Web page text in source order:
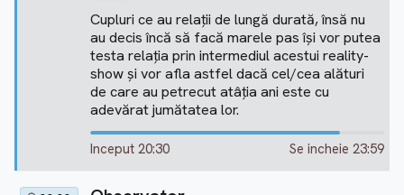
Cupluri ce au relaţii de lungă durată, însă nu
au decis încă să facă marele pas îşi vor putea
testa relaţia prin intermediul acestui reality-
show şi vor afla astfel dacă cel/cea alături
de care au petrecut atâţia ani este cu
adevărat jumătatea lor.
Inceput 20:30 Se incheie 23:59